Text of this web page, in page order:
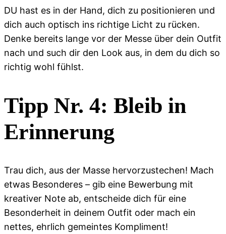
DU hast es in der Hand, dich zu positionieren und
dich auch optisch ins richtige Licht zu rücken.
Denke bereits lange vor der Messe über dein Outfit
nach und such dir den Look aus, in dem du dich so
richtig wohl fühlst.
Tipp Nr. 4: Bleib in
Erinnerung
Trau dich, aus der Masse hervorzustechen! Mach
etwas Besonderes – gib eine Bewerbung mit
kreativer Note ab, entscheide dich für eine
Besonderheit in deinem Outfit oder mach ein
nettes, ehrlich gemeintes Kompliment!